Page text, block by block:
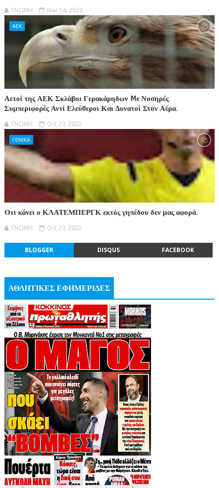
ΓΝΩΜΗ Mar 14, 2023
ΑΕΚ
Αετοί της ΑΕΚ Σκλάβοι Γερακάρηδων Mε Νοσηρές
Συμπεριφορές Αντί Ελεύθεροι Και Δυνατοί Στον Αέρα.
ΓΝΩΜΗ Oct 20, 2022
ΓΕΝΙΚΑ
Οτι κάνει ο ΚΛΑΤΕΜΠΕΡΓΚ εκτός γηπέδου δεν μας αφορά.
ΓΝΩΜΗ Oct 20, 2022
BLOGGER DISQUS FACEBOOK
ΑΘΛΗΤΙΚΕΣ ΕΦΗΜΕΡΙΔΕΣ